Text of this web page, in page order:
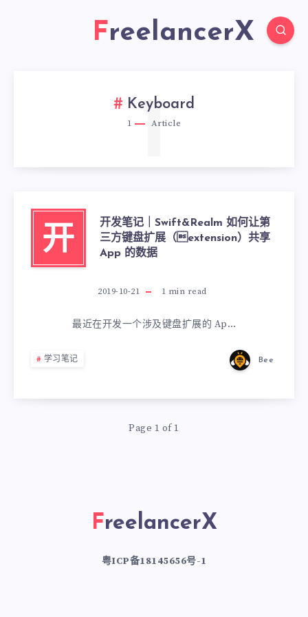
FreelancerX
Keyboard
1 Article
1
开
开发笔记｜Swift&Realm 如何让第
三方键盘扩展（extension）共享
App 的数据
2019-10-21 1 min read
最近在开发一个涉及键盘扩展的 Ap…
学习笔记 Bee
Page 1 of 1
FreelancerX
粤ICP备18145656号-1